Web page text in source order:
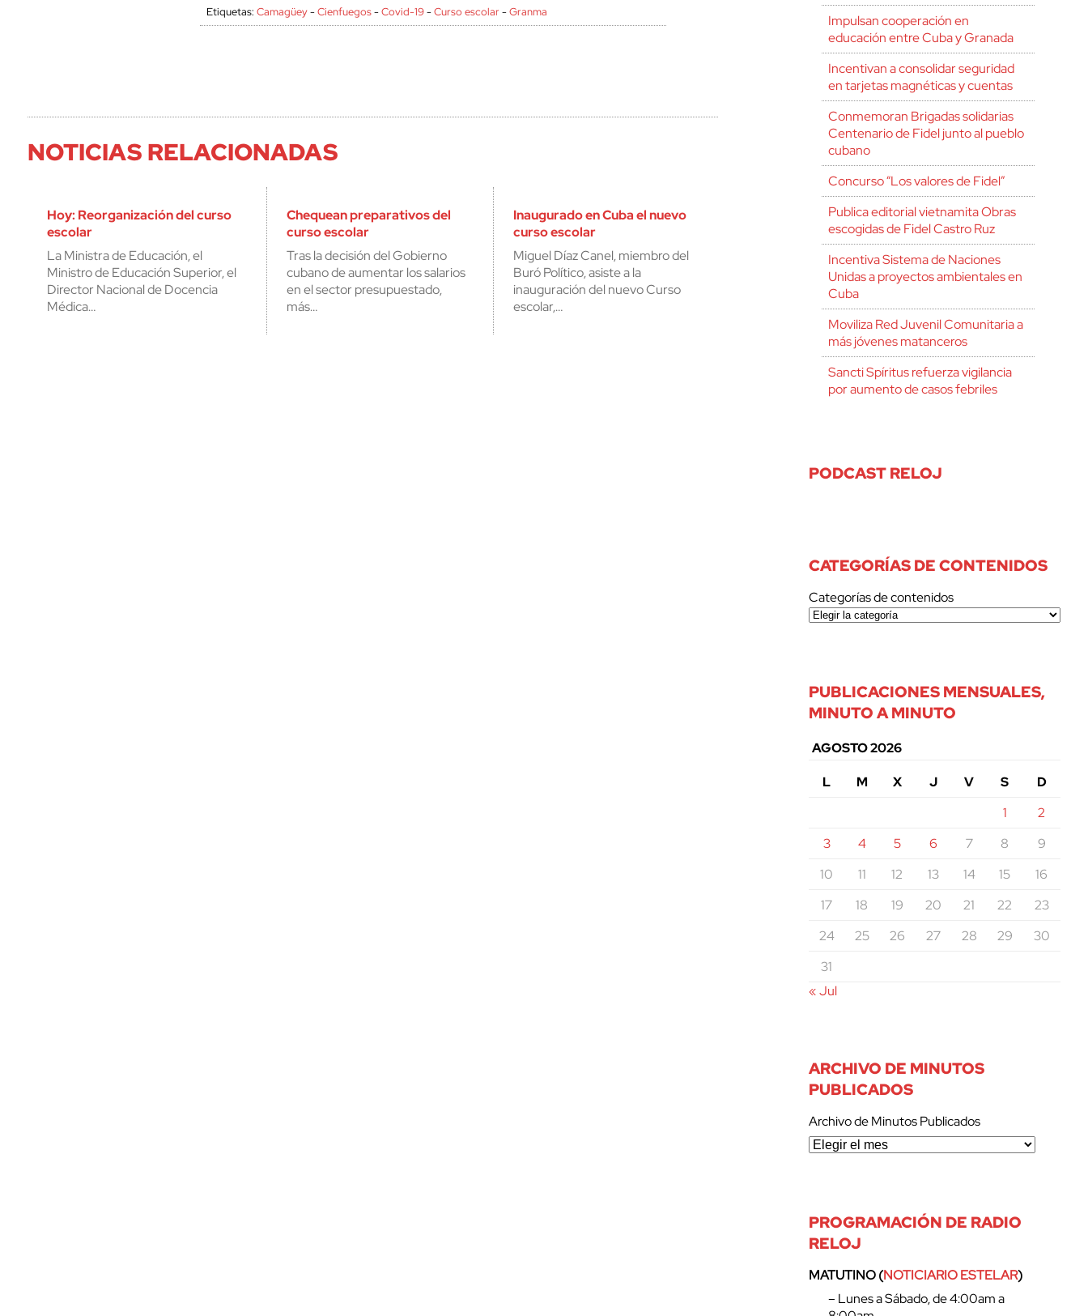
cerrar
Etiquetas:Camagüey-Cienfuegos-Covid-19-Curso escolar-Granma
NOTICIAS RELACIONADAS
Hoy: Reorganización del curso
escolar
La Ministra de Educación, el
Ministro de Educación Superior, el
Director Nacional de Docencia
Médica…
Chequean preparativos del
curso escolar
Tras la decisión del Gobierno
cubano de aumentar los salarios
en el sector presupuestado,
más…
Inaugurado en Cuba el nuevo
curso escolar
Miguel Díaz Canel, miembro del
Buró Político, asiste a la
inauguración del nuevo Curso
escolar,…
Impulsan cooperación en
educación entre Cuba y Granada
Incentivan a consolidar seguridad
en tarjetas magnéticas y cuentas
Conmemoran Brigadas solidarias
Centenario de Fidel junto al pueblo
cubano
Concurso “Los valores de Fidel”
Publica editorial vietnamita Obras
escogidas de Fidel Castro Ruz
Incentiva Sistema de Naciones
Unidas a proyectos ambientales en
Cuba
Moviliza Red Juvenil Comunitaria a
más jóvenes matanceros
Sancti Spíritus refuerza vigilancia
por aumento de casos febriles
PODCAST RELOJ
CATEGORÍAS DE CONTENIDOS
Categorías de contenidos
PUBLICACIONES MENSUALES,
MINUTO A MINUTO
AGOSTO 2026
L
M X J V S
D
1
2
3
4 5 6 7 8
9
10
11 12 13 14 15
16
17
18 19 20 21 22
23
24
25 26 27 28 29
30
31
« Jul
ARCHIVO DE MINUTOS
PUBLICADOS
Archivo de Minutos Publicados
PROGRAMACIÓN DE RADIO
RELOJ
MATUTINO (NOTICIARIO ESTELAR)
– Lunes a Sábado, de 4:00am a